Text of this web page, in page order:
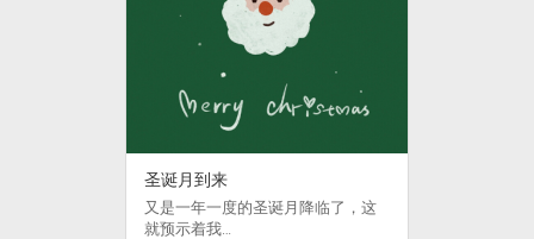
圣诞月到来
又是一年一度的圣诞月降临了，这
就预示着我…